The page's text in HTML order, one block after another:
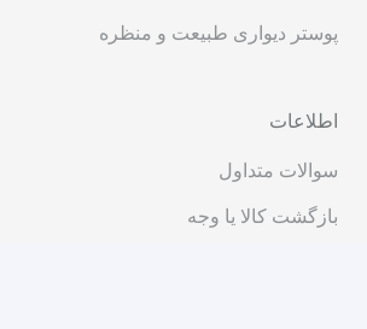
پوستر دیواری طبیعت و منظره
اطلاعات
سوالات متداول
بازگشت کالا یا وجه